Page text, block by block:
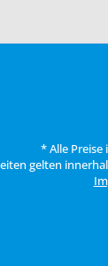
* Alle Preise
gelten